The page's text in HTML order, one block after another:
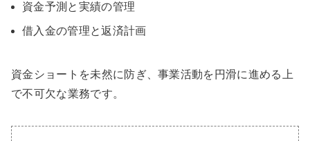
資金予測と実績の管理
借入金の管理と返済計画
資金ショートを未然に防ぎ、事業活動を円滑に進める上
で不可欠な業務です。